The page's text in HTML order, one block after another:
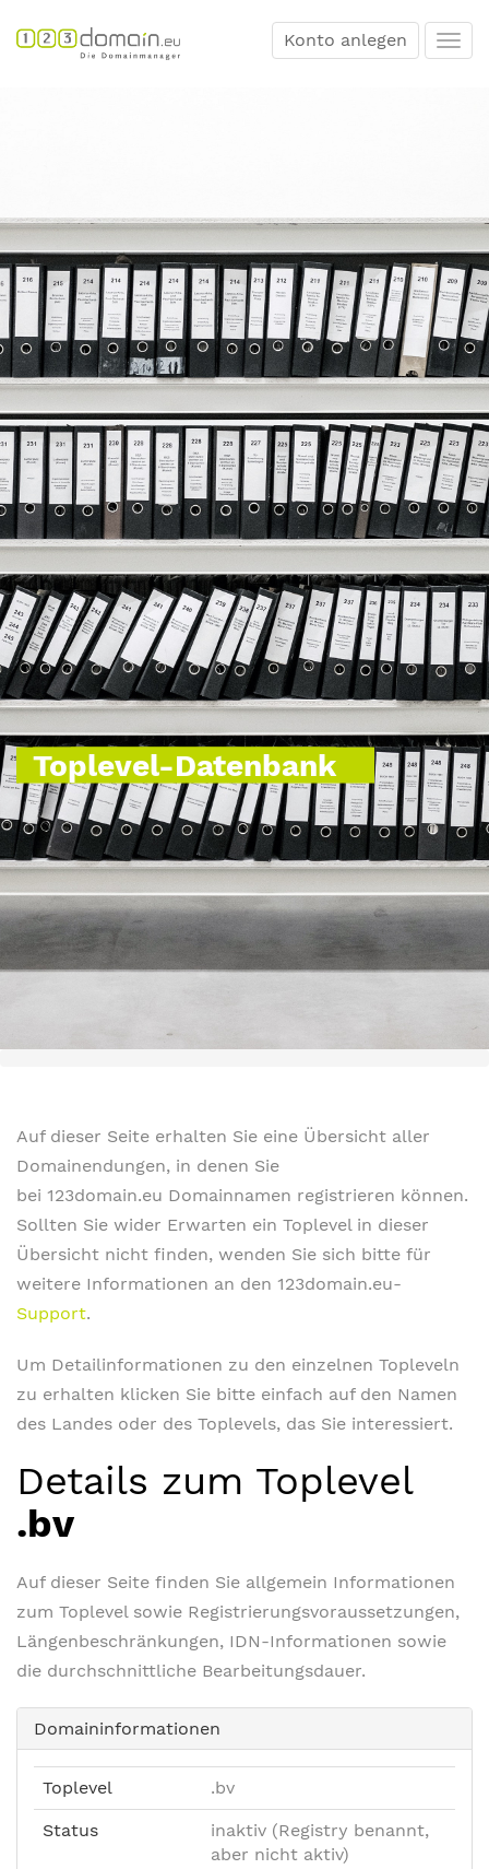
Konto anlegen
Toplevel-Datenbank
Auf dieser Seite erhalten Sie eine Übersicht aller
Domainendungen, in denen Sie
bei 123domain.eu Domainnamen registrieren können.
Sollten Sie wider Erwarten ein Toplevel in dieser
Übersicht nicht finden, wenden Sie sich bitte für
weitere Informationen an den 123domain.eu-
Support.
Um Detailinformationen zu den einzelnen Topleveln
zu erhalten klicken Sie bitte einfach auf den Namen
des Landes oder des Toplevels, das Sie interessiert.
Details zum Toplevel
.bv
Auf dieser Seite finden Sie allgemein Informationen
zum Toplevel sowie Registrierungsvoraussetzungen,
Längenbeschränkungen, IDN-Informationen sowie
die durchschnittliche Bearbeitungsdauer.
Domaininformationen
Toplevel .bv
Status
inaktiv (Registry benannt,
aber nicht aktiv)